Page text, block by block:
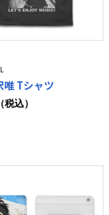
唯 Tシャツ
込）